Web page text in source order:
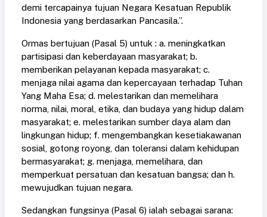
demi tercapainya tujuan Negara Kesatuan Republik
Indonesia yang berdasarkan Pancasila.”.
Ormas bertujuan (Pasal 5) untuk : a. meningkatkan
partisipasi dan keberdayaan masyarakat; b.
memberikan pelayanan kepada masyarakat; c.
menjaga nilai agama dan kepercayaan terhadap Tuhan
Yang Maha Esa; d. melestarikan dan memelihara
norma, nilai, moral, etika, dan budaya yang hidup dalam
masyarakat; e. melestarikan sumber daya alam dan
lingkungan hidup; f. mengembangkan kesetiakawanan
sosial, gotong royong, dan toleransi dalam kehidupan
bermasyarakat; g. menjaga, memelihara, dan
memperkuat persatuan dan kesatuan bangsa; dan h.
mewujudkan tujuan negara.
Sedangkan fungsinya (Pasal 6) ialah sebagai sarana: